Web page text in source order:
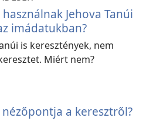
Jehova Tanúi
imádatukban?
is keresztények, nem
Miért nem?
a keresztről?